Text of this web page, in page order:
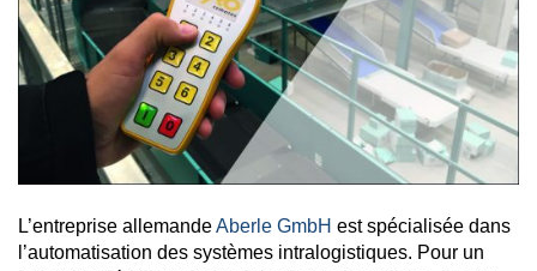
L’entreprise allemandeAberle GmbH est spécialisée dans
l’automatisation des systèmes intralogistiques. Pour un